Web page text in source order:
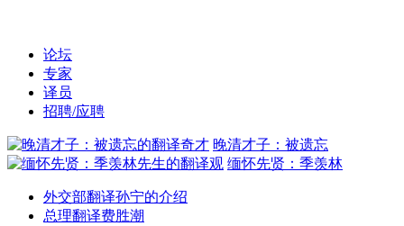
论坛
专家
译员
招聘/应聘
晚清才子：被遗忘
缅怀先贤：季羡林
外交部翻译孙宁的介绍
总理翻译费胜潮